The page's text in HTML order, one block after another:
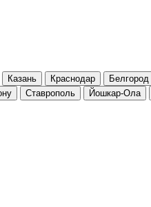
Казань Краснодар Белгород
Ставрополь Йошкар-Ола